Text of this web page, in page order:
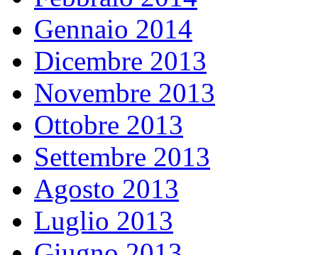
Gennaio 2014
Dicembre 2013
Novembre 2013
Ottobre 2013
Settembre 2013
Agosto 2013
Luglio 2013